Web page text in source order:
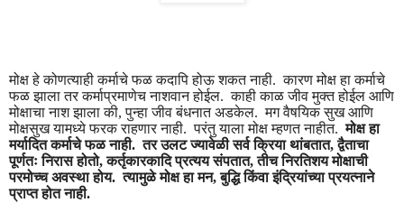
मोक्ष हे कोणत्याही कर्माचे फळ कदापि होऊ शकत नाही. कारण मोक्ष हा कर्माचे
फळ झाला तर कर्माप्रमाणेच नाशवान होईल. काही काळ जीव मुक्त होईल आणि
मोक्षाचा नाश झाला की, पुन्हा जीव बंधनात अडकेल. मग वैषयिक सुख आणि
मोक्षसुख यामध्ये फरक राहणार नाही. परंतु याला मोक्ष म्हणत नाहीत.मोक्ष हा
मर्यादित कर्माचे फळ नाही. तर उलट ज्यावेळी सर्व क्रिया थांबतात, द्वैताचा
पूर्णतः निरास होतो, कर्तृकारकादि प्रत्यय संपतात, तीच निरतिशय मोक्षाची
परमोच्च अवस्था होय. त्यामुळे मोक्ष हा मन, बुद्धि किंवा इंद्रियांच्या प्रयत्नाने
प्राप्त होत नाही.